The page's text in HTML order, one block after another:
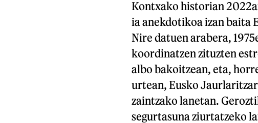
Kontxako historian
ia anekdotikoa izan baita
Nire datuen arabera,
koordinatzen zituzten
albo bakoitzean, eta,
urtean, Eusko
zaintzako lanetan.
segurtasuna ziurtatzeko